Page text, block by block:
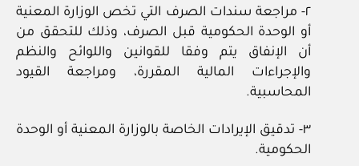
٢- مراجعة سندات الصرف التي تخص الوزارة المعنية
أو الوحدة الحكومية قبل الصرف، وذلك للتحقق من
أن الإنفاق يتم وفقا للقوانين واللوائح والنظم
والإجراءات المالية المقررة، ومراجعة القيود
المحاسبية.
٣- تدقيق الإيرادات الخاصة بالوزارة المعنية أو الوحدة
الحكومية.